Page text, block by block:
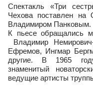
Спектакль «Три
Чехова поставлен на
Владимиром Панковым.
К пьесе обращались
Владимир
Ефремов, Ингмар
другие. В 1965
знаменитый
ведущие артисты